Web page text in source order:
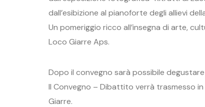
dall’esibizione al pianoforte degli allievi
Un pomeriggio ricco all’insegna di arte,
Loco Giarre Aps.
Dopo il convegno sarà possibile
Il Convegno – Dibattito verrà trasmesso
Giarre.